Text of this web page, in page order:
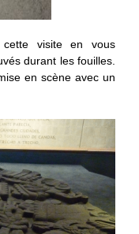
visite en vous
durant les fouilles.
en scène avec un